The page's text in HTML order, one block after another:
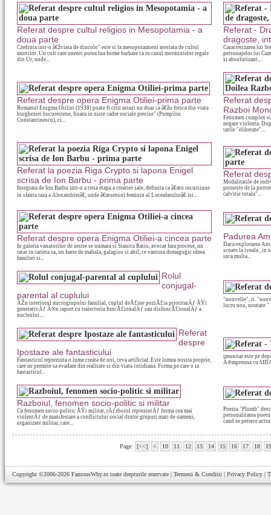
Referat despre cultul religios in Mesopotamia - a
doua parte
Credinta intr-o â€žviata de dincolo" este si la mesopotamieni atestata de cultul
mortilor. Un cult care uneori putea lua forme barbare ca in cazul mormintelor regale
din Ur, unde...
Referat -
dragoste,
Caracterizarea lui
personajelor lui
si absolutizant....
Referat despre opera Enigma Otiliei-prima parte
Romanul Enigma Otiliei (1938) poate fi citit astazi nu doar ca â€žo fresca din viata
burgheziei bucurestene, fixata in niste cadre sociale precise" (Pompiliu
Constantinescu), ci...
Referat
Razboi
Fenomen complex
negare violenta.
tarile "eliberate"...
Referat la poezia Riga Crypto si lapona Enigel
scrisa de Ion Barbu - prima parte
Integrata de Ion Barbu intr-o a treia etapa a creatiei sale, definita ca â€œo incursiune
in sfanta raza a Alexandrieiâ€, unde â€œsensul feminin al Luceafaruluiâ€ isi...
Referat
Modalitatile de
porneste de la
calvitie totala"...
Referat despre opera Enigma Otiliei-a cincea parte
In galeria vanatorilor de zestre se numara si Stanica Ratiu, avocat fara procese, un
ratat in cariera sa, un fante de mahala, galagios si abil, ce vantura demagogic ideea
familiei si...
Padurea
Daca explorarea
scoate la iveala , in
inca multa...
Rolul
conjugal-
parental al cuplului
ÃŽn interiorul microgrupului familial, cuplul deÅ£ine poziÅ£ia prioritarÄƒ ÅŸi
generativÄƒ Ã®n raport cu traiectoria funcÅ£ionalÄƒ sau disfuncÅ£ionalÄƒ a
nucleului....
"nouvelle", it.
lucru nou, noutate ''
Referat
despre
Ipostaze ale fantasticului
Fantasticul reprezinta o lume creata de noi, ceva artificial. Este lumea nostra proprie,
care ne permite sa evadam din realitate si din viata cotidiana. Forma pe care o ia
fantasticul...
imunitar este pe
Ã®mpreuna cu
Razboiul, fenomen socio-politic si militar
Ca fenomen socio-politic ÅŸi militar, rÄƒzboiul reprezintÄƒ forma cea mai
violentÄƒ de manifestare a conflictului social dintre grupuri mari de oameni,
organizate militar, care...
Poezia "Plumb"
personalitatea
cand se petrece
Page: [<<] < 10 11 12 13 14 15 16 17 18 19
Copyright ©2006-2026 FamousWhy.ro toate drepturile rezervate | Termeni & Conditii | Privacy Policy |